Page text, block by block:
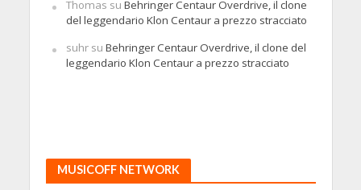
Thomas su Behringer Centaur Overdrive, il clone
del leggendario Klon Centaur a prezzo stracciato
suhrsu Behringer Centaur Overdrive, il clone del
leggendario Klon Centaur a prezzo stracciato
MUSICOFF NETWORK